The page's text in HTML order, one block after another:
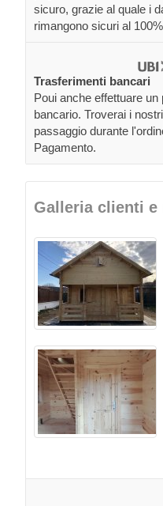
sicuro, grazie al quale i
rimangono sicuri al 100%
Trasferimenti bancari
Poui anche effettuare
bancario. Troverai i
passaggio durante
Pagamento.
Galleria clienti e